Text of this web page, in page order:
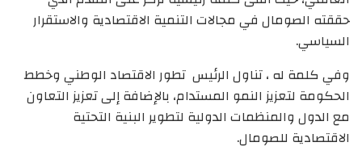
حققته الصومال في مجالات التنمية الاقتصادية والاستقرار
السياسي.
وفي كلمة له ، تناول الرئيس تطور الاقتصاد الوطني وخطط
الحكومة لتعزيز النمو المستدام، بالإضافة إلى تعزيز التعاون
مع الدول والمنظمات الدولية لتطوير البنية التحتية
الاقتصادية للصومال.